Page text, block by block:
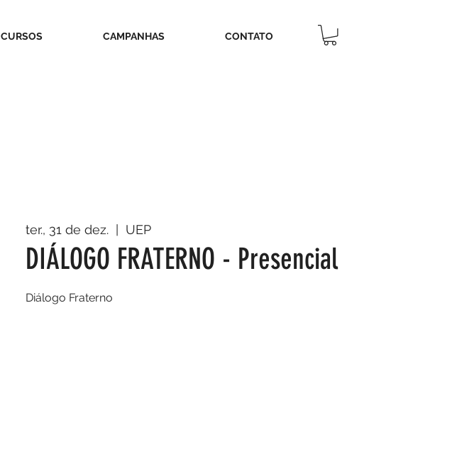
CURSOS CAMPANHAS CONTATO
ter., 31 de dez.
  |
UEP
DIÁLOGO FRATERNO - Presencial
Diálogo Fraterno